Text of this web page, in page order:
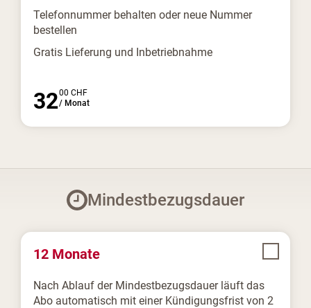
Telefonnummer behalten oder neue Nummer
bestellen
Gratis Lieferung und Inbetriebnahme
3200 CHF
/ Monat
Mindestbezugsdauer
12 Monate
Nach Ablauf der Mindestbezugsdauer läuft das
Abo automatisch mit einer Kündigungsfrist von 2